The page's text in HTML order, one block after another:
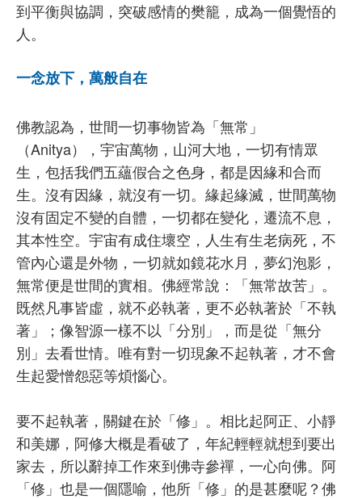
到平衡與協調，突破感情的樊籠，成為一個覺悟的
人。
一念放下，萬般自在
佛教認為，世間一切事物皆為「無常」
（Anitya），宇宙萬物，山河大地，一切有情眾
生，包括我們五蘊假合之色身，都是因緣和合而
生。沒有因緣，就沒有一切。緣起緣滅，世間萬物
沒有固定不變的自體，一切都在變化，遷流不息，
其本性空。宇宙有成住壞空，人生有生老病死，不
管內心還是外物，一切就如鏡花水月，夢幻泡影，
無常便是世間的實相。佛經常說：「無常故苦」。
既然凡事皆虛，就不必執著，更不必執著於「不執
著」；像智源一樣不以「分別」，而是從「無分
別」去看世情。唯有對一切現象不起執著，才不會
生起愛憎怨惡等煩惱心。
要不起執著，關鍵在於「修」。相比起阿正、小靜
和美娜，阿修大概是看破了，年紀輕輕就想到要出
家去，所以辭掉工作來到佛寺參禪，一心向佛。阿
「修」也是一個隱喻，他所「修」的是甚麼呢？佛